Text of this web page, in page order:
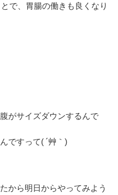
で、胃腸の働きも良くなり
がサイズダウンするんで
ですって( ´艸｀)
から明日からやってみよう